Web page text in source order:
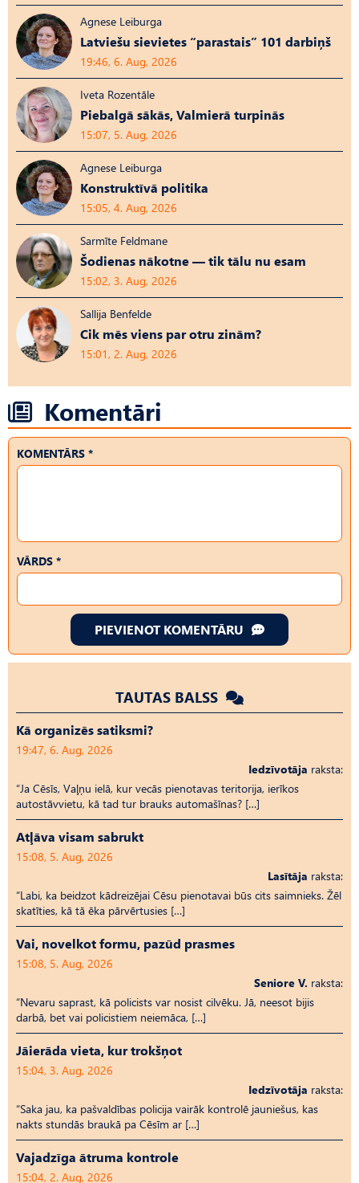
Agnese Leiburga
Latviešu sievietes “parastais” 101 darbiņš
19:46, 6. Aug, 2026
Iveta Rozentāle
Piebalgā sākās, Valmierā turpinās
15:07, 5. Aug, 2026
Agnese Leiburga
Konstruktīvā politika
15:05, 4. Aug, 2026
Sarmīte Feldmane
Šodienas nākotne — tik tālu nu esam
15:02, 3. Aug, 2026
Sallija Benfelde
Cik mēs viens par otru zinām?
15:01, 2. Aug, 2026
Komentāri
KOMENTĀRS *
VĀRDS *
PIEVIENOT KOMENTĀRU
TAUTAS BALSS
Kā organizēs satiksmi?
19:47, 6. Aug, 2026
Iedzīvotāja raksta:
“Ja Cēsīs, Vaļņu ielā, kur vecās pienotavas teritorija, ierīkos
autostāvvietu, kā tad tur brauks automašīnas? […]
Atļāva visam sabrukt
15:08, 5. Aug, 2026
Lasītāja raksta:
“Labi, ka beidzot kādreizējai Cēsu pienotavai būs cits saimnieks. Žēl
skatīties, kā tā ēka pārvērtusies […]
Vai, novelkot formu, pazūd prasmes
15:08, 5. Aug, 2026
Seniore V. raksta:
“Nevaru saprast, kā policists var nosist cilvēku. Jā, neesot bijis
darbā, bet vai policistiem neiemāca, […]
Jāierāda vieta, kur trokšņot
15:04, 3. Aug, 2026
Iedzīvotāja raksta:
“Saka jau, ka pašvaldības policija vairāk kontrolē jauniešus, kas
nakts stundās braukā pa Cēsīm ar […]
Vajadzīga ātruma kontrole
15:04, 2. Aug, 2026